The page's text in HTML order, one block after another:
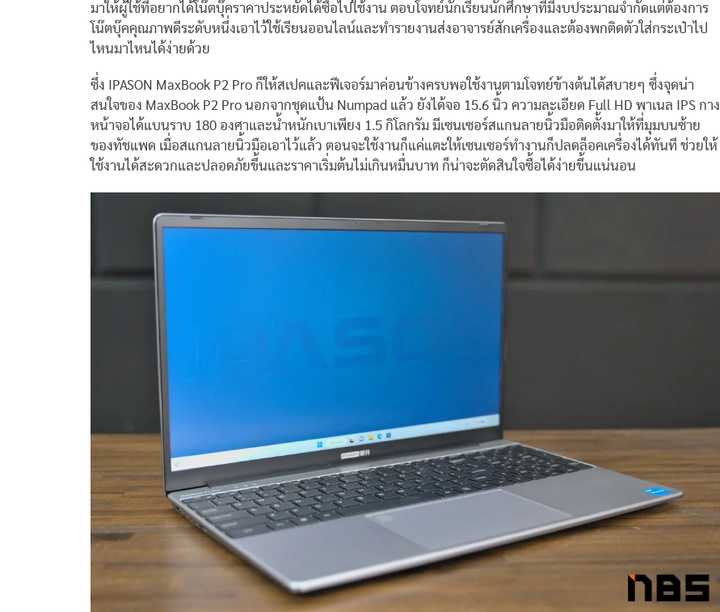
มาให้ผู้ใช้ที่อยากได้โน๊ตบุ๊คราคาประหยัดได้ซื้อไปใช้งาน ตอบโจทย์นักเรียนนักศึกษาที่มีงบประมาณจำกัดแต่ต้องการ
โน๊ตบุ๊คคุณภาพดีระดับหนึ่งเอาไว้ใช้เรียนออนไลน์และทำรายงานส่งอาจารย์สักเครื่องและต้องพกติดตัวใส่กระเป๋าไป
ไหนมาไหนได้ง่ายด้วย
ซึ่ง IPASON MaxBook P2 Pro ก็ให้สเปคและฟีเจอร์มาค่อนข้างครบพอใช้งานตามโจทย์ข้างต้นได้สบายๆ ซึ่งจุดน่า
สนใจของ MaxBook P2 Pro นอกจากชุดแป้น Numpad แล้ว ยังได้จอ 15.6 นิ้ว ความละเอียด Full HD พาเนล IPS กาง
หน้าจอได้แบนราบ 180 องศาและน้ำหนักเบาเพียง 1.5 กิโลกรัม มีเซนเซอร์สแกนลายนิ้วมือติดตั้งมาให้ที่มุมบนซ้าย
ของทัชแพด เมื่อสแกนลายนิ้วมือเอาไว้แล้ว ตอนจะใช้งานก็แค่แตะให้เซนเซอร์ทำงานก็ปลดล็อคเครื่องได้ทันที ช่วยให้
ใช้งานได้สะดวกและปลอดภัยขึ้นและราคาเริ่มต้นไม่เกินหมื่นบาท ก็น่าจะตัดสินใจซื้อได้ง่ายขึ้นแน่นอน